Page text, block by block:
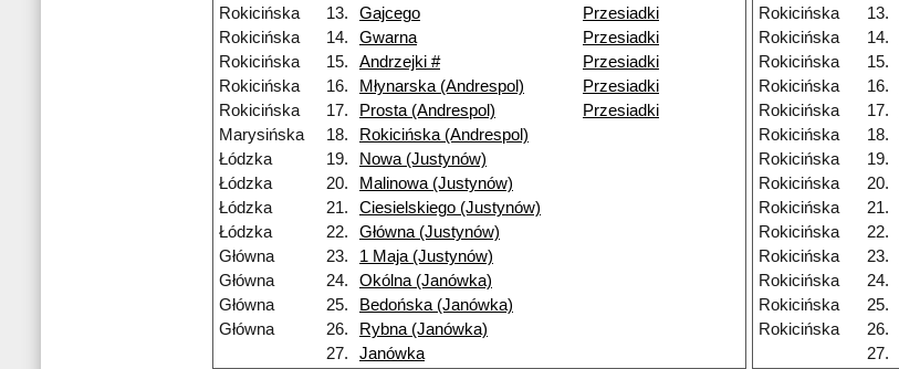
Rokicińska
13. Gajcego
Przesiadki
Rokicińska
14. Gwarna
Przesiadki
Rokicińska
15. Andrzejki #
Przesiadki
Rokicińska
16. Młynarska (Andrespol)
Przesiadki
Rokicińska
17. Prosta (Andrespol)
Przesiadki
Marysińska
18.
Rokicińska (Andrespol)
Łódzka
19.
Nowa (Justynów)
Łódzka
20.
Malinowa (Justynów)
Łódzka
21.
Ciesielskiego (Justynów)
Łódzka
22.
Główna (Justynów)
Główna
23.
1 Maja (Justynów)
Główna
24.
Okólna (Janówka)
Główna
25.
Bedońska (Janówka)
Główna
26.
Rybna (Janówka)
27.
Janówka
Rokicińska
13.
Rokicińska
14.
Rokicińska
15.
Rokicińska
16.
Rokicińska
17.
Rokicińska
18.
Rokicińska
19.
Rokicińska
20.
Rokicińska
21.
Rokicińska
22.
Rokicińska
23.
Rokicińska
24.
Rokicińska
25.
Rokicińska
26.
27.